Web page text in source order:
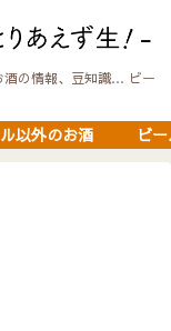
の情報、豆知識… ビー
以外のお酒 ビ